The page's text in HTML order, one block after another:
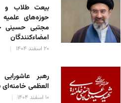
فهرست همه آثار رسیده به
سید علی رضا حسینی ۱ بهمن ۱۴۰۴
بیعت طلاب و
حوزه‌های
مجتبی حسینی
امضاءکنندگان
۲۰ اسفند ۱۴۰۴
رهبر
العظمی
۱۰ اسفند ۱۴۰۴